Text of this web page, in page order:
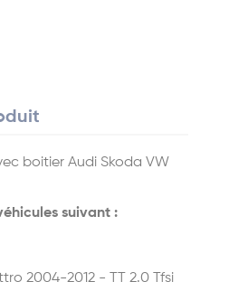
boitier Audi Skoda VW
suivant :
2004-2012 - TT 2.0 Tfsi